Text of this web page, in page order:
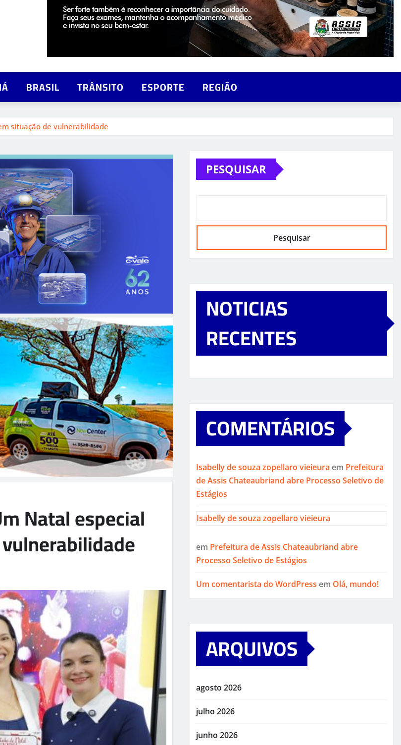
BRASIL TRÂNSITO ESPORTE REGIÃO
situação de vulnerabilidade
Natal especial
PESQUISAR
Pesquisar
NOTICIAS
RECENTES
COMENTÁRIOS
Isabelly de souza zopellaro vieieura em Prefeitura
de Assis Chateaubriand abre Processo Seletivo de
Estágios
Isabelly de souza zopellaro vieieura
em Prefeitura de Assis Chateaubriand abre
Processo Seletivo de Estágios
Um comentarista do WordPress em Olá, mundo!
ARQUIVOS
agosto 2026
julho 2026
junho 2026